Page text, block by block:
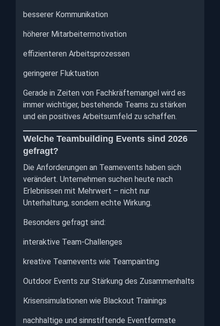
besserer Kommunikation
höherer Mitarbeitermotivation
effizienteren Arbeitsprozessen
geringerer Fluktuation
Gerade in Zeiten von Fachkräftemangel wird es
immer wichtiger, bestehende Teams zu stärken
und ein positives Arbeitsumfeld zu schaffen.
Welche Teambuilding Events sind 2026
gefragt?
Die Anforderungen an Teamevents haben sich
verändert. Unternehmen suchen heute nach
Erlebnissen mit Mehrwert – nicht nur
Unterhaltung, sondern echte Wirkung.
Besonders gefragt sind:
interaktive Team-Challenges
kreative Teamevents wie Teampainting
Outdoor Events zur Stärkung des Zusammenhalts
Krisensimulationen wie Blackout Trainings
nachhaltige und sinnstiftende Eventformate